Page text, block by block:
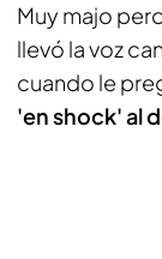
Muy majo
llevó la voz
cuando le
'en shock' al